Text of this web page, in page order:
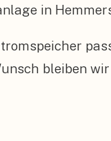
in
bleiben